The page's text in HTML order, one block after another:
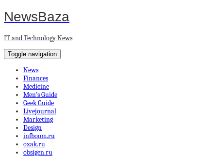
NewsBaza
IT and Technology News
Toggle navigation
News
Finances
Medicine
Men’s Guide
Geek Guide
Livejournal
Marketing
Design
infboom.ru
oxak.ru
obsigen.ru